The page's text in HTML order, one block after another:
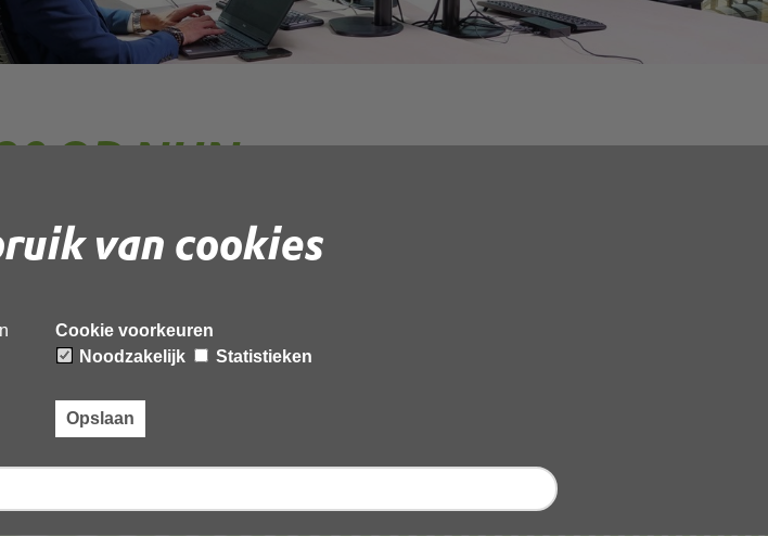
van cookies
Cookie voorkeuren
Noodzakelijk
Statistieken
Opslaan
OD NHN